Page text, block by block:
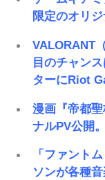
限定のオリ
VALORANT
目のチャン
ターにRiot
漫画『帝都
ナルPV公開
「ファント
ソンが各種